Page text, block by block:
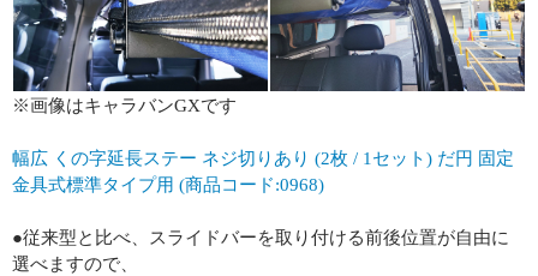
※画像はキャラバンGXです
幅広 くの字延長ステー ネジ切りあり (2枚 / 1セット) だ円 固定
金具式標準タイプ用 (商品コード:0968)
●従来型と比べ、スライドバーを取り付ける前後位置が自由に
選べますので、